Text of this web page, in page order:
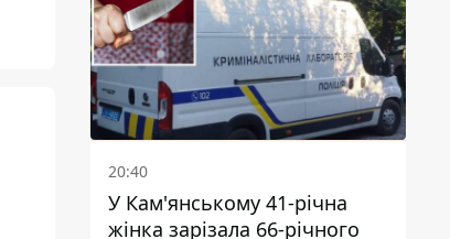
20:40
У Кам'янському 41-річна
жінка зарізала 66-річного